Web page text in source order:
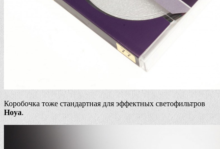
Коробочка тоже стандартная для эффектных светофильтров
Hoya.